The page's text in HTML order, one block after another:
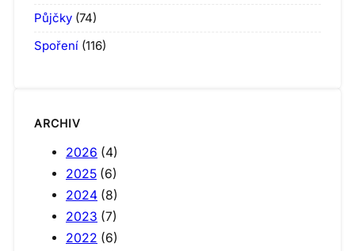
Půjčky (74)
Spoření (116)
ARCHIV
2026 (4)
2025 (6)
2024 (8)
2023 (7)
2022 (6)